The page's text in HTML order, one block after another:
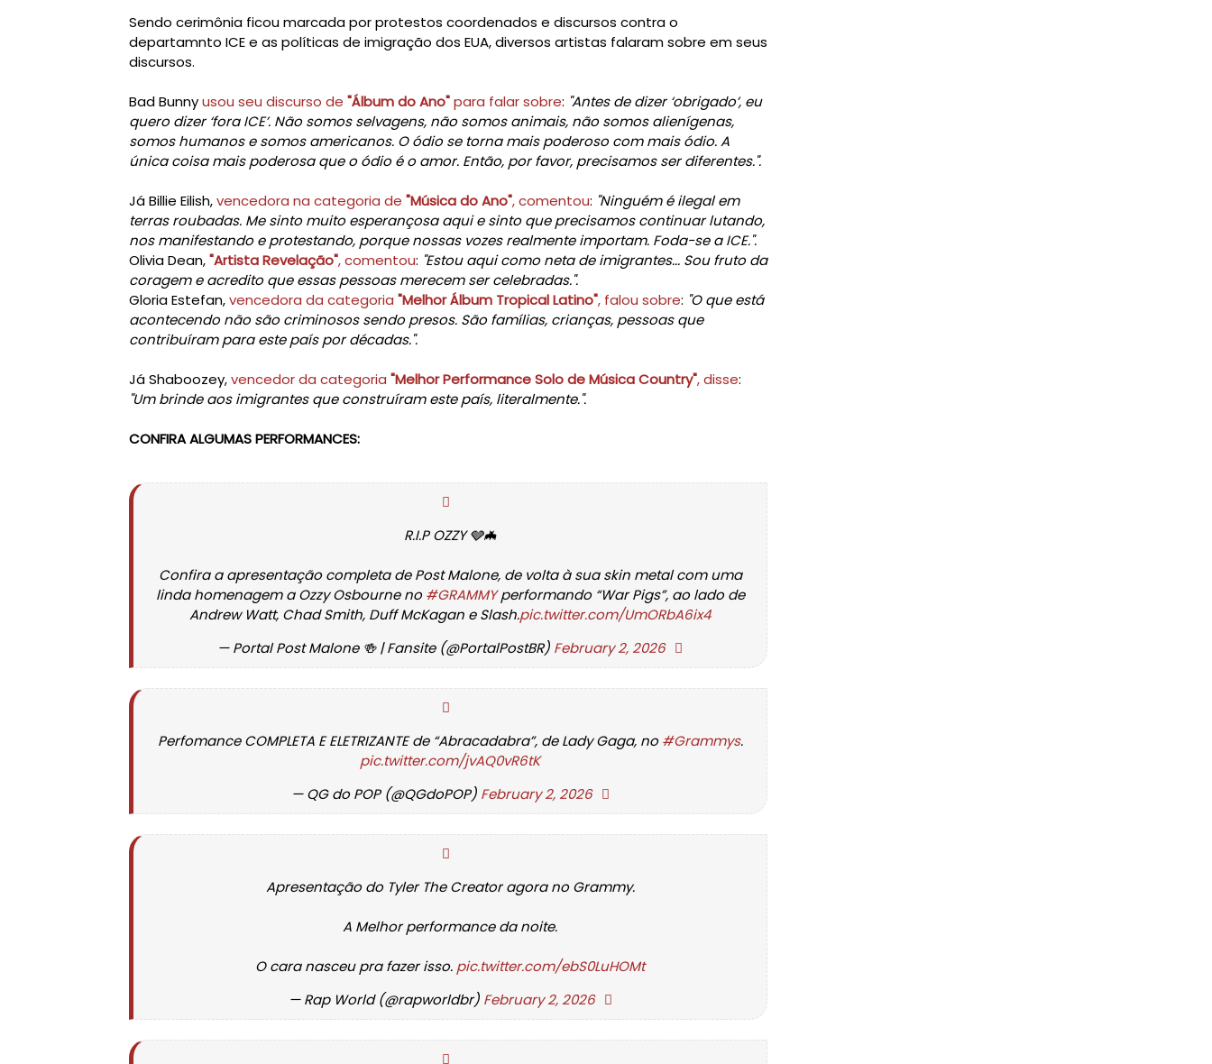
Sendo cerimônia ficou marcada por protestos coordenados e discursos contra o
departamnto ICE e as políticas de imigração dos EUA, diversos artistas falaram sobre em seus
discursos.
Bad Bunnyusou seu discurso de "Álbum do Ano"para falar sobre: "Antes de dizer ‘obrigado’, eu
quero dizer ‘fora ICE’. Não somos selvagens, não somos animais, não somos alienígenas,
somos humanos e somos americanos. O ódio se torna mais poderoso com mais ódio. A
única coisa mais poderosa que o ódio é o amor. Então, por favor, precisamos ser diferentes.".
Já Billie Eilish,vencedora na categoria de "Música do Ano", comentou: "Ninguém é ilegal em
terras roubadas. Me sinto muito esperançosa aqui e sinto que precisamos continuar lutando,
nos manifestando e protestando, porque nossas vozes realmente importam. Foda-se a ICE.".
Olivia Dean,"Artista Revelação", comentou: "Estou aqui como neta de imigrantes... Sou fruto da
coragem e acredito que essas pessoas merecem ser celebradas.".
Gloria Estefan,vencedora da categoria "Melhor Álbum Tropical Latino", falou sobre: "O que está
acontecendo não são criminosos sendo presos. São famílias, crianças, pessoas que
contribuíram para este país por décadas.".
Já Shaboozey,vencedor da categoria "Melhor Performance Solo de Música Country", disse:
"Um brinde aos imigrantes que construíram este país, literalmente.".
CONFIRA ALGUMAS PERFORMANCES:
R.I.P OZZY 🩶🦇
Confira a apresentação completa de Post Malone, de volta à sua skin metal com uma
linda homenagem a Ozzy Osbourne no#GRAMMYperformando “War Pigs”, ao lado de
Andrew Watt, Chad Smith, Duff McKagan e Slash.pic.twitter.com/UmORbA6ix4
— Portal Post Malone 🍻 | Fansite (@PortalPostBR) February 2, 2026
Perfomance COMPLETA E ELETRIZANTE de “Abracadabra”, de Lady Gaga, no#Grammys.
pic.twitter.com/jvAQ0vR6tK
— QG do POP (@QGdoPOP) February 2, 2026
Apresentação do Tyler The Creator agora no Grammy.
A Melhor performance da noite.
O cara nasceu pra fazer isso. pic.twitter.com/ebS0LuHOMt
— Rap World (@rapworldbr) February 2, 2026